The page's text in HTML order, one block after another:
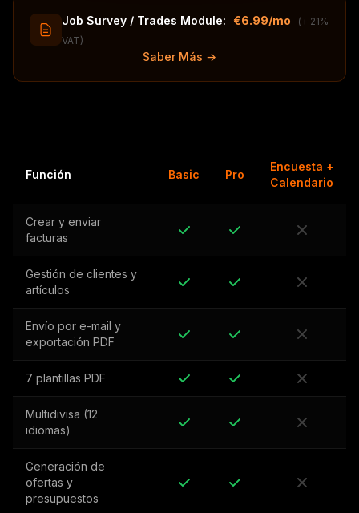
Job Survey / Trades Module: €6.99/mo
(+ 21%
VAT)
Saber Más →
Función Basic Pro
Encuesta +
Calendario
Crear y enviar
facturas
Gestión de clientes y
artículos
Envío por e-mail y
exportación PDF
7 plantillas PDF
Multidivisa (12
idiomas)
Generación de
ofertas y
presupuestos